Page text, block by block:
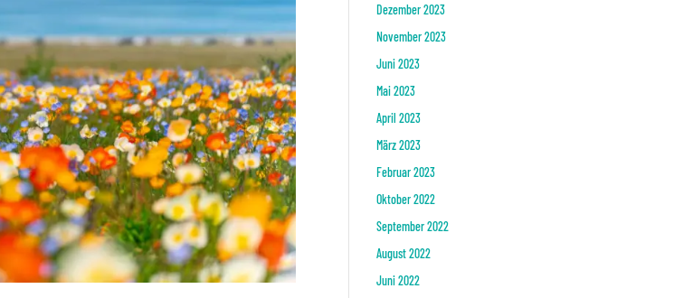
Dezember 2023
November 2023
Juni 2023
Mai 2023
April 2023
März 2023
Februar 2023
Oktober 2022
September 2022
August 2022
Juni 2022